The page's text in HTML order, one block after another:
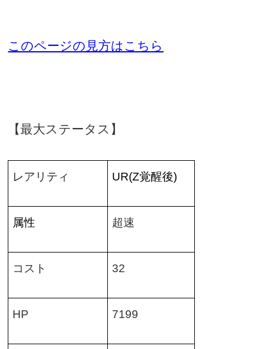
このページの見方はこちら
【最大ステータス】
レアリティ UR(Z覚醒後)
属性 超速
コスト 32
HP 7199